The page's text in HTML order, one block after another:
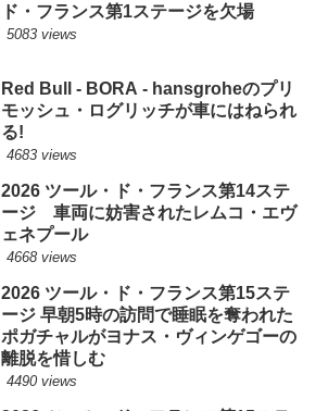
ド・フランス第1ステージを欠場
5083 views
Red Bull - BORA - hansgroheのプリ
モッシュ・ログリッチが車にはねられ
る!
4683 views
2026 ツール・ド・フランス第14ステ
ージ 車両に妨害されたレムコ・エヴ
ェネプール
4668 views
2026 ツール・ド・フランス第15ステ
ージ 早朝5時の訪問で睡眠を奪われた
ポガチャルがヨナス・ヴィンゲゴーの
離脱を惜しむ
4490 views